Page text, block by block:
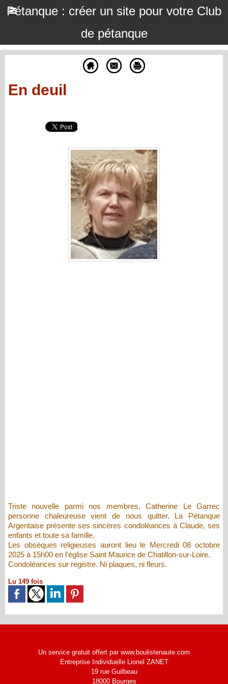
Pétanque : créer un site pour votre Club
de pétanque
En deuil
Triste nouvelle parmi nos membres, Catherine Le Garrec
personne chaleureuse vient de nous quitter. La Pétanque
Argentaise présente ses sincères condoléances à Claude, ses
enfants et toute sa famille.
Les obsèques religieuses auront lieu le Mercredi 08 octobre
2025 à 15h00 en l'église Saint Maurice de Chatillon-sur-Loire.
Condoléances sur registre. Ni plaques, ni fleurs.
Lu 149 fois
Un service gratuit offert par www.boulistenaute.com
Entreprise Individuelle Lionel ZANET
19 rue Guilbeau
18000 Bourges